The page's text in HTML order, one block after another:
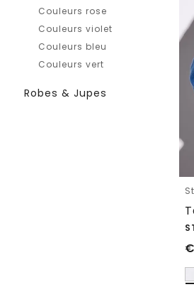
Couleurs rose
Couleurs violet
Couleurs bleu
Couleurs vert
Robes & Jupes
€